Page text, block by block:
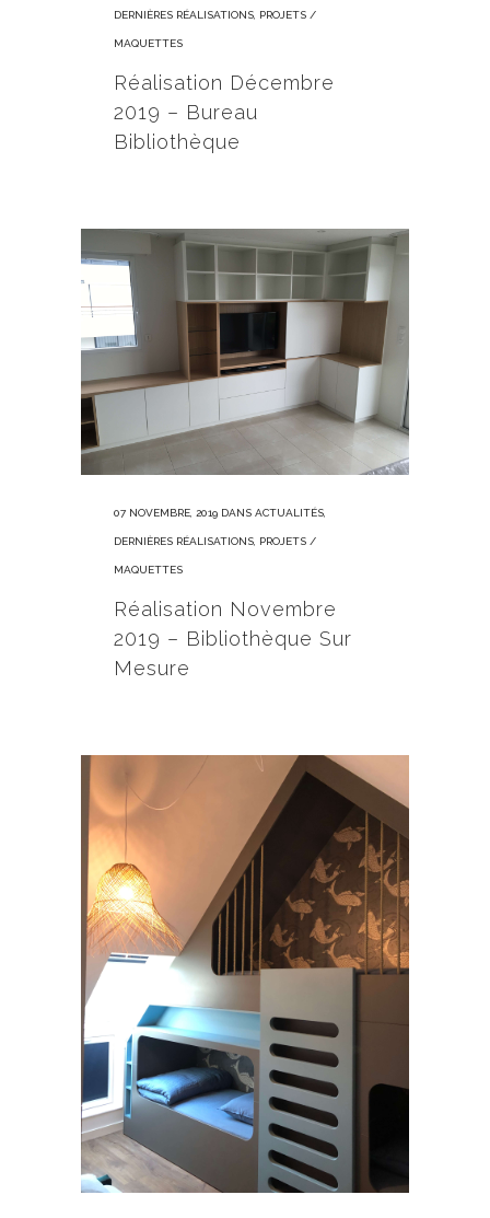
DERNIÈRES RÉALISATIONS PROJETS /
MAQUETTES
Réalisation Décembre
2019 – Bureau
Bibliothèque
07 NOVEMBRE, 2019 DANS ACTUALITÉS
DERNIÈRES RÉALISATIONS PROJETS /
MAQUETTES
Réalisation Novembre
2019 – Bibliothèque Sur
Mesure